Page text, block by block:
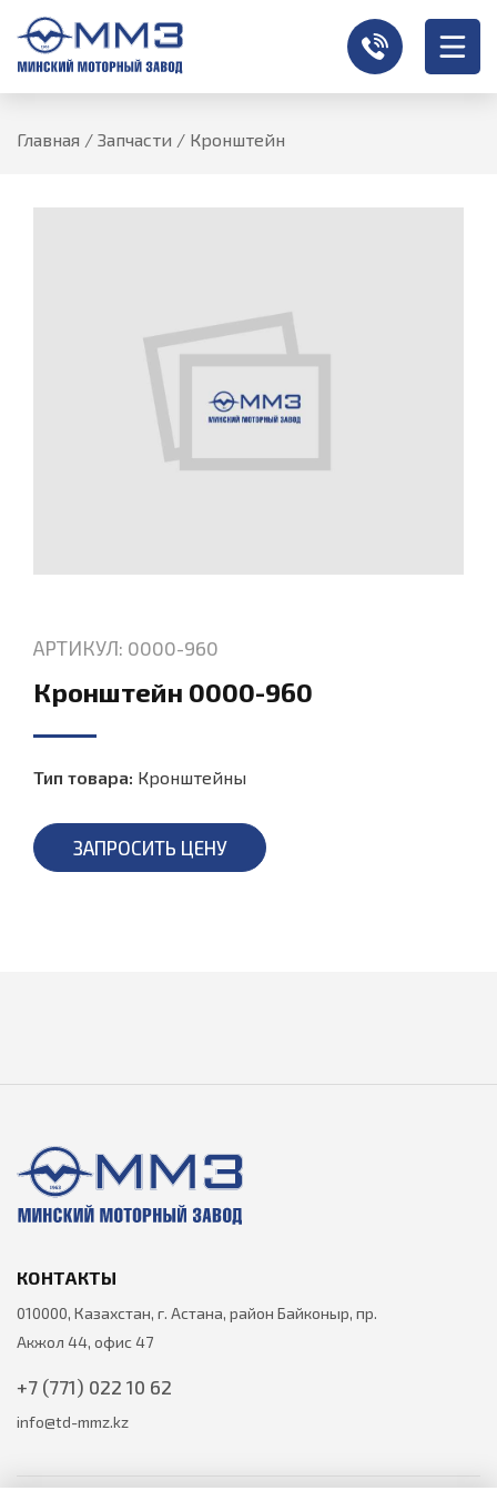
Главная / Запчасти / Кронштейн
АРТИКУЛ: 0000-960
Кронштейн 0000-960
Тип товара: Кронштейны
ЗАПРОСИТЬ ЦЕНУ
КОНТАКТЫ
010000, Казахстан, г. Астана, район Байконыр, пр.
Акжол 44, офис 47
+7 (771) 022 10 62
info@td-mmz.kz